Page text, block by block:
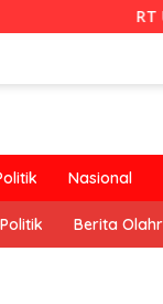
RT Usulkan
Nasional
Berita